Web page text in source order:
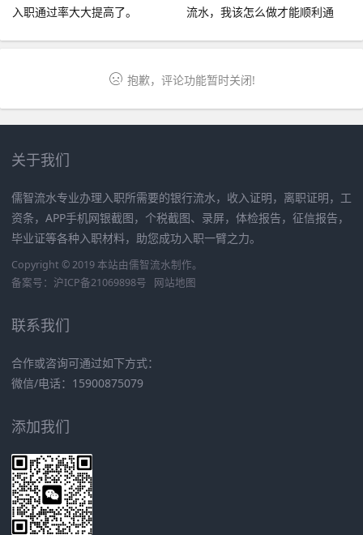
入职通过率大大提高了。
流水，我该怎么做才能顺利通
抱歉，评论功能暂时关闭!
关于我们
儒智流水专业办理入职所需要的银行流水，收入证明，离职证明，工
资条，APP手机网银截图，个税截图、录屏，体检报告，征信报告，
毕业证等各种入职材料，助您成功入职一臂之力。
Copyright © 2019 本站由儒智流水制作。
备案号： 沪ICP备21069898号 网站地图
联系我们
合作或咨询可通过如下方式：
微信/电话：15900875079
添加我们